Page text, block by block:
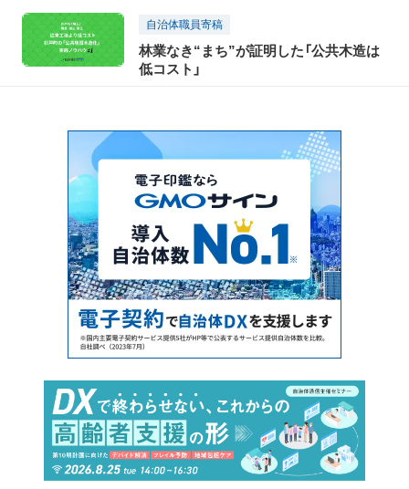
自治体職員寄稿
林業なき“まち”が証明した「公共木造は
低コスト」